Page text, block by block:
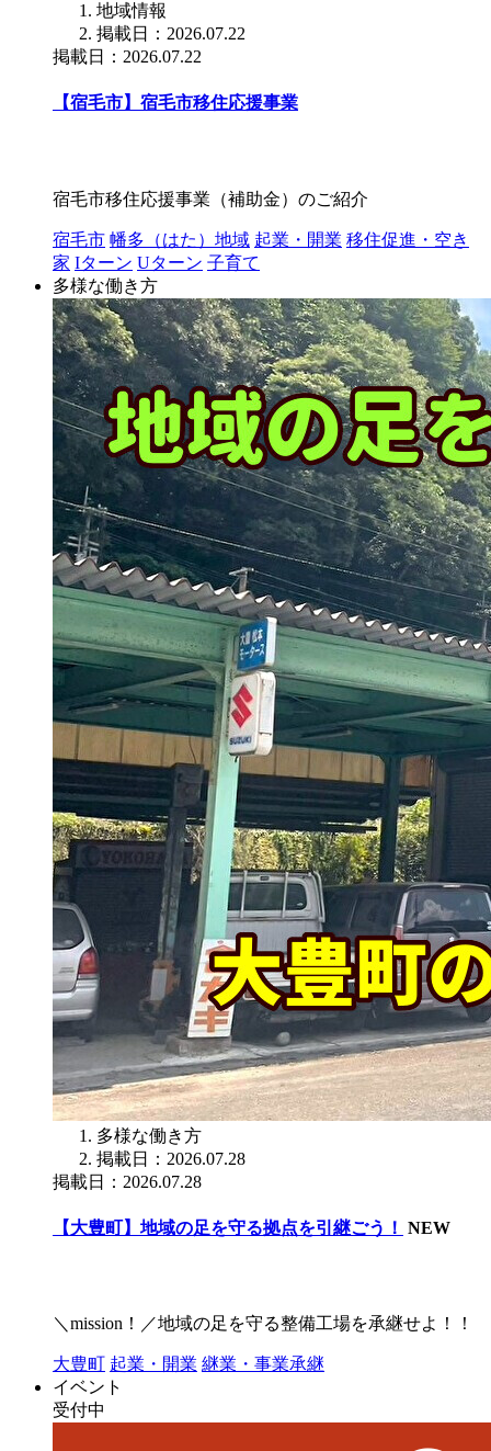
地域情報
掲載日：2026.07.22
掲載日：2026.07.22
【宿毛市】宿毛市移住応援事業
宿毛市移住応援事業（補助金）のご紹介
宿毛市 幡多（はた）地域 起業・開業 移住促進・空き
家 Iターン Uターン 子育て
多様な働き方
多様な働き方
掲載日：2026.07.28
掲載日：2026.07.28
【大豊町】地域の足を守る拠点を引継ごう！ NEW
＼mission！／地域の足を守る整備工場を承継せよ！！
大豊町 起業・開業 継業・事業承継
イベント
受付中